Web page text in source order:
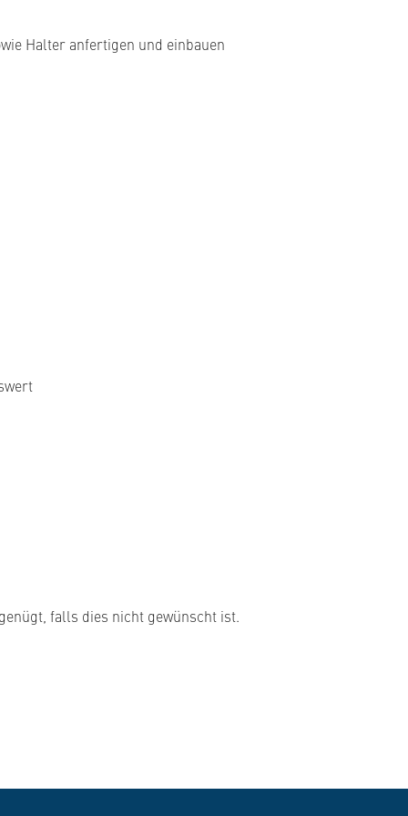
Halter anfertigen und einbauen
falls dies nicht gewünscht ist.